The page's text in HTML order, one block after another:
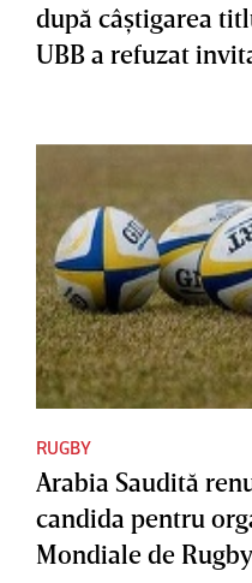
după câştigarea
UBB a refuzat
RUGBY
Arabia Saudită
candida pentru
Mondiale de